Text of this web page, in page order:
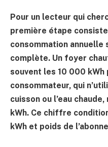
Pour un lecteur qui
première étape
consommation
complète. Un foyer
souvent les 10 000 kWh
consommateur, qui
cuisson ou l’eau
kWh. Ce chiffre
kWh et poids de